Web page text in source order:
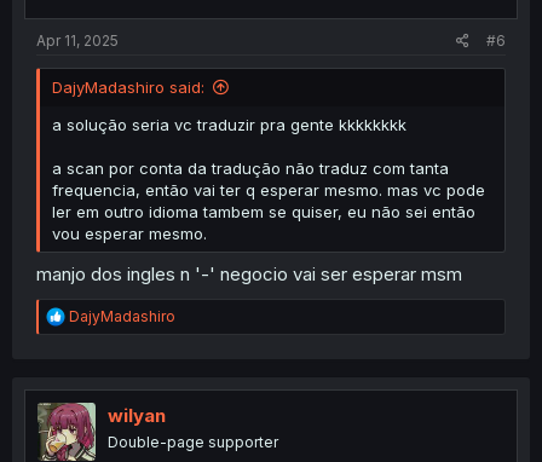
Apr 11, 2025 #6
DajyMadashiro said:
a solução seria vc traduzir pra gente kkkkkkkk
a scan por conta da tradução não traduz com tanta
frequencia, então vai ter q esperar mesmo. mas vc pode
ler em outro idioma tambem se quiser, eu não sei então
vou esperar mesmo.
manjo dos ingles n '-' negocio vai ser esperar msm
R
e
t
i
o
n
DajyMadashiro
wilyan
Double-page supporter